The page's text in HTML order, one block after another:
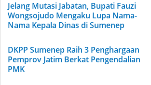
Jelang Mutasi Jabatan, Bupati Fauzi
Wongsojudo Mengaku Lupa Nama-
Nama Kepala Dinas di Sumenep
DKPP Sumenep Raih 3 Penghargaan
Pemprov Jatim Berkat Pengendalian
PMK